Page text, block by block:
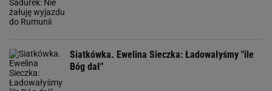
Siatkówka. Ewelina Sieczka: Ładowałyśmy "ile
Bóg dał"